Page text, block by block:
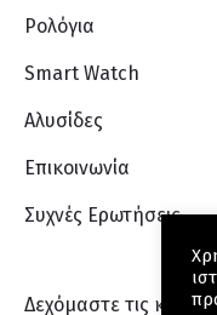
Ρολόγια
Smart Watch
Αλυσίδες
Επικοινωνία
Συχνές Ερωτήσεις
Δεχόμαστε τις